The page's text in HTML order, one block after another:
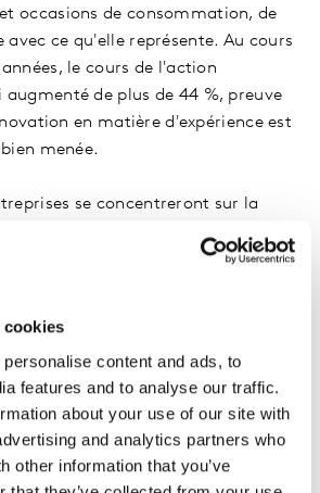
cookies
content and ads, to
features and to analyse our traffic.
about your use of our site with
and analytics partners who
other information that you’ve
occasions de consommation, de
avec ce qu'elle représente. Au cours
le cours de l'action
augmenté de plus de 44 %, preuve
en matière d'expérience est
menée.
se concentreront sur la
systématiquement aux
jugées « banales »
de marque unique, les
proposer une expérience